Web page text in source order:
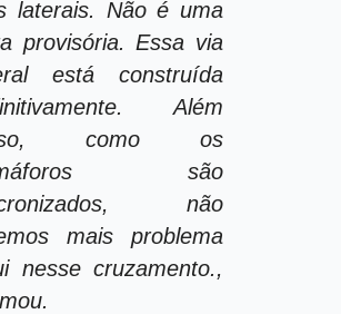
laterais. Não é uma
provisória. Essa via
está construída
Além
como os
são
não
mais problema
nesse cruzamento.,